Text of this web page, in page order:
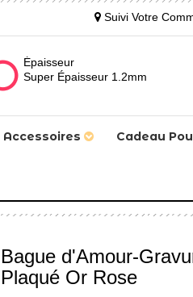
Suivi Votre
Épaisseur
Super Épaisseur 1.2mm
Accessoires Cadeau
Bague d'Amour-
Plaqué Or Rose